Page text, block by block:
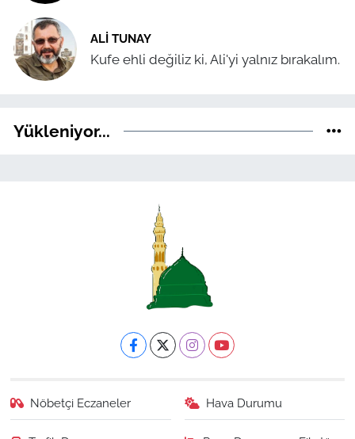
ALI TUNAY
Kufe ehli değiliz ki, Ali'yi yalnız bırakalım.
Yükleniyor...
Nöbetçi Eczaneler Hava Durumu